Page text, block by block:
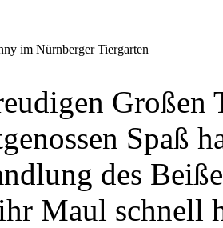
im Nürnberger Tiergarten
Großen
Spaß
des
Maul schnell